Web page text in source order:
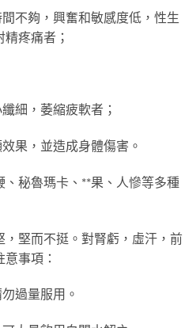
不夠，興奮和敏感度低，性生
疼痛者；
細，萎縮疲軟者；
果，並造成身體傷害。
秘魯瑪卡、**果、人慘等多種
堅而不挺。對腎虧，虛汗，前
事項：
過量服用。